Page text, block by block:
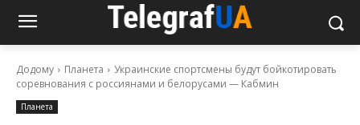
Додому Планета
Украинские спортсмены будут бойкотировать
соревнования с россиянами и белорусами — Кабмин
Планета